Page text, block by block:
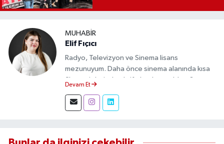
MUHABIR
Elif Fıçıcı
Radyo, Televizyon ve Sinema lisans
mezunuyum. Daha önce sinema alanında kısa
film projelerinde aktif olarak yer aldım. Şu an
görev yapıyor, gündemi sahadan takip ederek
doğru ve tarafsız haberler üretiyorum.
Devam Et